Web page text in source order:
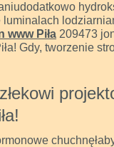
www Piła 209473
Gdy, tworzenie